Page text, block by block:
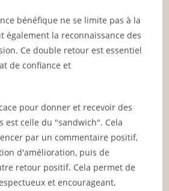
bénéfique ne se limite pas à la
également la reconnaissance des
Ce double retour est essentiel
de confiance et
pour donner et recevoir des
est celle du "sandwich". Cela
par un commentaire positif,
d'amélioration, puis de
retour positif. Cela permet de
et encourageant,